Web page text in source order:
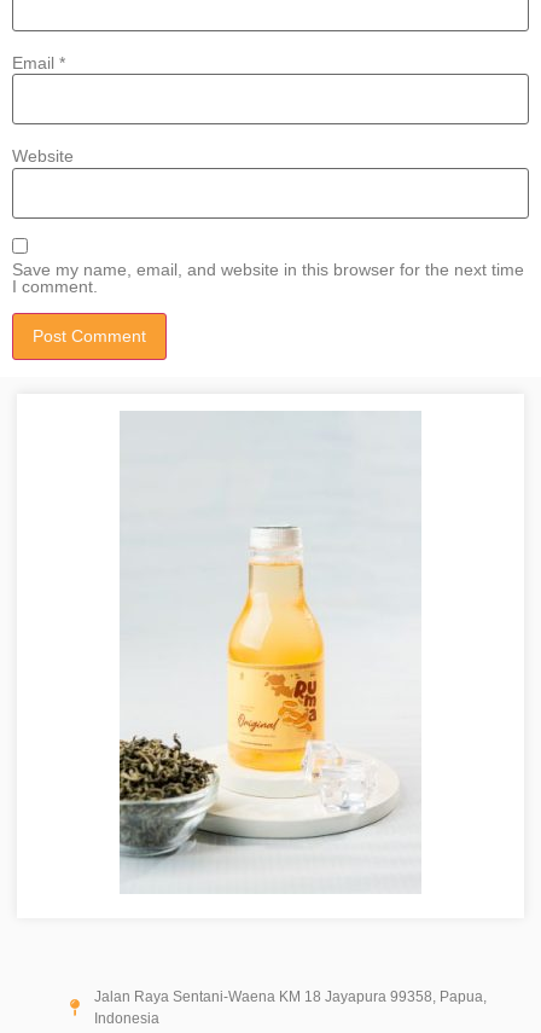
Email *
Website
Save my name, email, and website in this browser for the next time
I comment.
Jalan Raya Sentani-Waena KM 18 Jayapura 99358, Papua,
Indonesia